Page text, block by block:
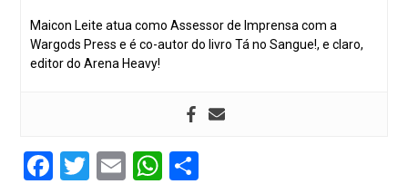
Maicon Leite atua como Assessor de Imprensa com a
Wargods Press e é co-autor do livro Tá no Sangue!, e claro,
editor do Arena Heavy!
Facebook
Twitter
EmailWhatsApp